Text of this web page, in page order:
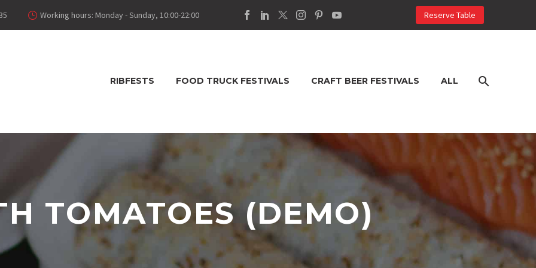
Working hours: Monday - Sunday, 10:00-22:00 Reserve Table
RIBFESTS FOOD TRUCK FESTIVALS CRAFT BEER FESTIVALS ALL
TOMATOES (DEMO)